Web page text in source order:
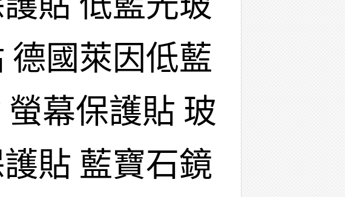
貼 低藍光玻
德國萊因低藍
幕保護貼 玻
貼 藍寶石鏡